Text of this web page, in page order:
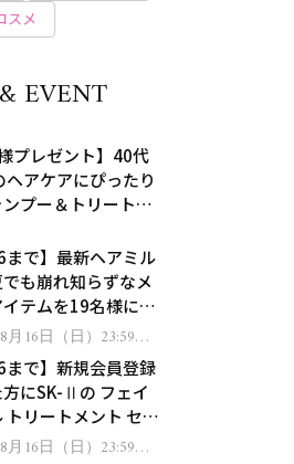
スメ
EVENT
様プレゼント】40代
アケアにぴったり
プー＆トリートメ
まで】最新ヘアミル
も崩れ知らずなメ
テムを19名様にプ
！
月16日（日）23:59ま
まで】新規会員登録
方にSK-Ⅱの フェイ
ゼント！
月16日（日）23:59ま